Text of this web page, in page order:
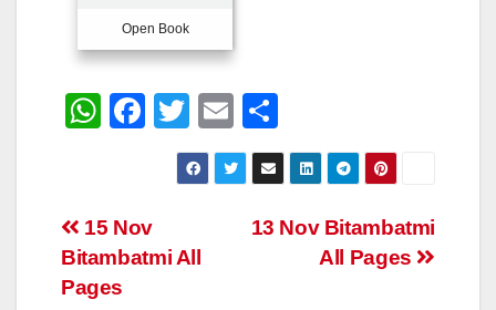
Open Book
W
s
A
p
F
e
b
T
wi
tt
E
m
ail
h
ar
e
Post
navigation
13 Nov Bitambatmi
All Pages
15 Nov
Bitambatmi All
Pages